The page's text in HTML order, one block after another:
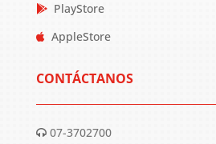
PlayStore
AppleStore
CONTÁCTANOS
07-3702700